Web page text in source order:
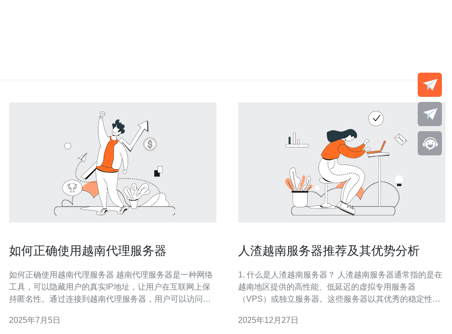
如何正确使用越南代理服务器
如何正确使用越南代理服务器 越南代理服务器是一种网络
工具，可以隐藏用户的真实IP地址，让用户在互联网上保
持匿名性。通过连接到越南代理服务器，用户可以访问被
时，需要考虑带宽、速度、隐私保护等因素。建议选择信
2025年7月5日
人渣越南服务器推荐及其优势分析
1. 什么是人渣越南服务器？ 人渣越南服务器通常指的是在
越南地区提供的高性能、低延迟的虚拟专用服务器
（VPS）或独立服务器。这些服务器以其优秀的稳定性和
地区尤其受欢迎，适合需要高速网络连接和低延迟服务的
2025年12月27日